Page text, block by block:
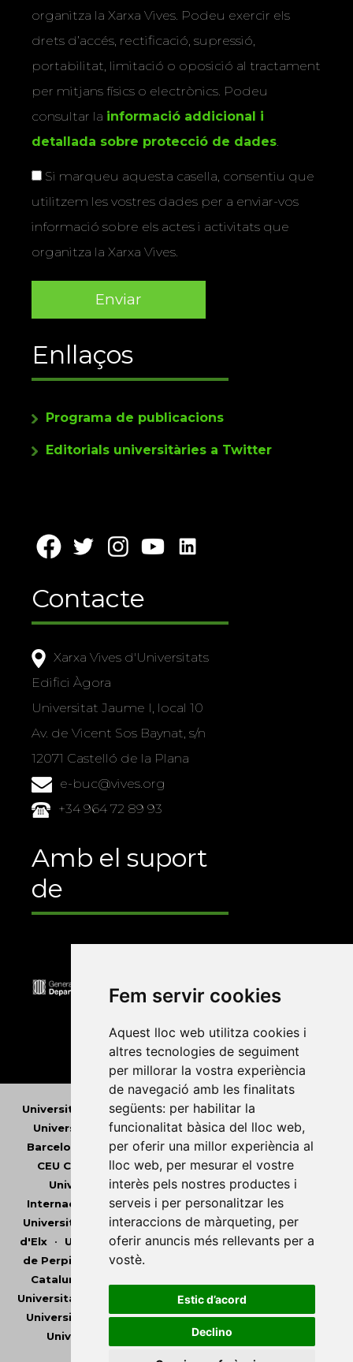
Fem servir cookies
Aquest lloc web utilitza cookies i
altres tecnologies de seguiment
per millorar la vostra experiència
de navegació amb les finalitats
següents: per habilitar la
funcionalitat bàsica del lloc web,
per oferir una millor experiència al
lloc web, per mesurar el vostre
interès pels nostres productes i
serveis i per personalitzar les
interaccions de màrqueting, per
oferir anuncis més rellevants per a
vostè.
Estic d’acord
Declino
organitza la Xarxa Vives. Podeu exercir els
drets d’accés, rectificació, supressió,
portabilitat, limitació o oposició al tractament
per mitjans físics o electrònics. Podeu
consultar la informació addicional i
detallada sobre protecció de dades.
Si marqueu aquesta casella, consentiu que
utilitzem les vostres dades per a enviar-vos
informació sobre els actes i activitats que
organitza la Xarxa Vives.
Enllaços
Programa de publicacions
Editorials universitàries a Twitter
Contacte
Xarxa Vives d'Universitats
Edifici Àgora
Universitat Jaume I, local 10
Av. de Vicent Sos Baynat, s/n
12071 Castelló de la Plana
e-buc@vives.org
+34 964 72 89 93
Amb el suport
de
Universitat Abat Oliba CEU• Universitat d'Alacant
Universitat d'Andorra•Universitat Autònoma de
Barcelona
Universitat de Barcelona•Universitat
CEU Cardenal Herrera•Universitat de Girona
Universitat de les Illes Balears•Universitat
Internacional de Catalunya •Universitat Jaume I
Universitat de Lleida•Universitat Miguel Hernández
d'Elx• Universitat Oberta de Catalunya•Universitat
de Perpinyà Via Domitia
Catalunya
Universitat Pompeu Fabra
•Universitat Ramon Llull
Universitat Rovira i Virgili•Universitat de Sàsser•
Universitat de València
•Universitat de Vic -